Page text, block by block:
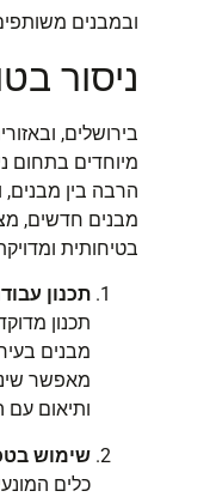
ובמבנים
ניסור
בירושלים,
מיוחדים בתחום
הרבה בין מבנים,
מבנים חדשים,
בטיחותית
תכנון
תכנון
מבנים
מאפשר
ותיאום עם
שימוש
כלים